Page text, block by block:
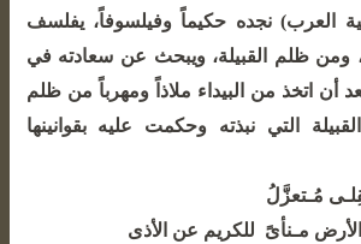
العرب) نجده حكيماً وفيلسوفاً، يفلسف
ومن ظلم القبيلة، ويبحث عن سعادته في
أن اتخذ من البيداء ملاذاً ومهرباً من ظلم
التي نبذته وحكمت عليه بقوانينها
مُـتعزَّلُ
للكريم عن الأذى